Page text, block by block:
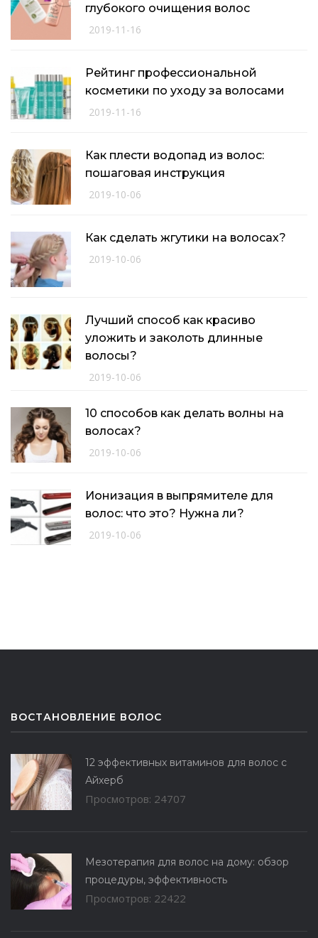
глубокого очищения волос
2019-11-16
Рейтинг профессиональной
косметики по уходу за волосами
2019-11-16
Как плести водопад из волос:
пошаговая инструкция
2019-10-06
Как сделать жгутики на волосах?
2019-10-06
Лучший способ как красиво
уложить и заколоть длинные
волосы?
2019-10-06
10 способов как делать волны на
волосах?
2019-10-06
Ионизация в выпрямителе для
волос: что это? Нужна ли?
2019-10-06
ВОСТАНОВЛЕНИЕ ВОЛОС
12 эффективных витаминов для волос с
Айхерб
Просмотров: 24707
Мезотерапия для волос на дому: обзор
процедуры, эффективность
Просмотров: 22422